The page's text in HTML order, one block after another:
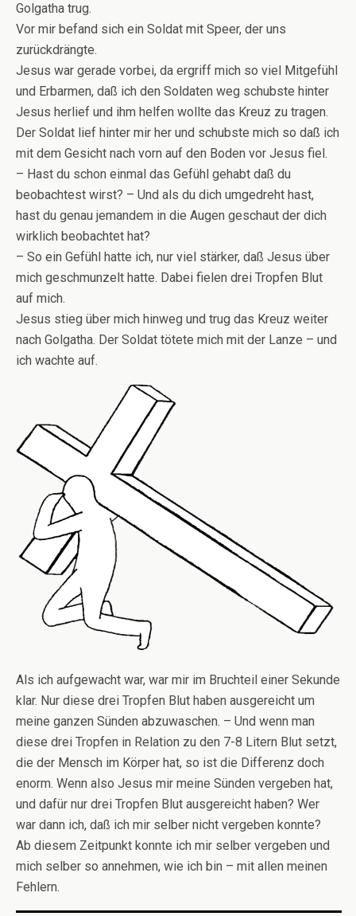
Golgatha trug.
Vor mir befand sich ein Soldat mit Speer, der uns
zurückdrängte.
Jesus war gerade vorbei, da ergriff mich so viel Mitgefühl
und Erbarmen, daß ich den Soldaten weg schubste hinter
Jesus herlief und ihm helfen wollte das Kreuz zu tragen.
Der Soldat lief hinter mir her und schubste mich so daß ich
mit dem Gesicht nach vorn auf den Boden vor Jesus fiel.
– Hast du schon einmal das Gefühl gehabt daß du
beobachtest wirst? – Und als du dich umgedreht hast,
hast du genau jemandem in die Augen geschaut der dich
wirklich beobachtet hat?
– So ein Gefühl hatte ich, nur viel stärker, daß Jesus über
mich geschmunzelt hatte. Dabei fielen drei Tropfen Blut
auf mich.
Jesus stieg über mich hinweg und trug das Kreuz weiter
nach Golgatha. Der Soldat tötete mich mit der Lanze – und
ich wachte auf.
Als ich aufgewacht war, war mir im Bruchteil einer Sekunde
klar. Nur diese drei Tropfen Blut haben ausgereicht um
meine ganzen Sünden abzuwaschen. – Und wenn man
diese drei Tropfen in Relation zu den 7-8 Litern Blut setzt,
die der Mensch im Körper hat, so ist die Differenz doch
enorm. Wenn also Jesus mir meine Sünden vergeben hat,
und dafür nur drei Tropfen Blut ausgereicht haben? Wer
war dann ich, daß ich mir selber nicht vergeben konnte?
Ab diesem Zeitpunkt konnte ich mir selber vergeben und
mich selber so annehmen, wie ich bin – mit allen meinen
Fehlern.